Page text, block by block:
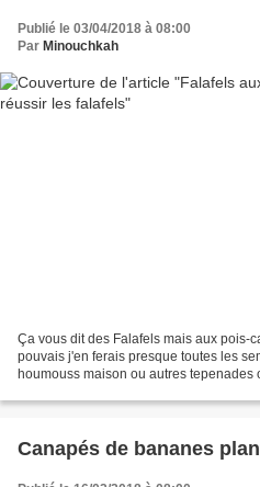
Publié le 03/04/2018 à 08:00
Par Minouchkah
Ça vous dit des Falafels mais aux pois-
pouvais j'en ferais presque toutes les
houmouss maison ou autres
Canapés de bananes